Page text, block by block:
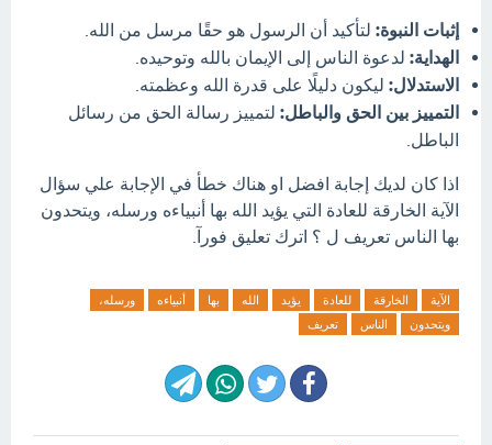
إثبات النبوة: لتأكيد أن الرسول هو حقًا مرسل من الله.
الهداية: لدعوة الناس إلى الإيمان بالله وتوحيده.
الاستدلال: ليكون دليلًا على قدرة الله وعظمته.
التمييز بين الحق والباطل: لتمييز رسالة الحق من رسائل
الباطل.
اذا كان لديك إجابة افضل او هناك خطأ في الإجابة علي سؤال
الآية الخارقة للعادة التي يؤيد الله بها أنبياءه ورسله، ويتحدون
بها الناس تعريف ل ؟ اترك تعليق فورآ.
الآية الخارقة للعادة يؤيد الله بها أنبياءه
ورسله،
ويتحدون
الناس تعريف